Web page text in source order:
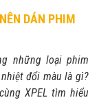
DÁN PHIM
những loại phim
đổi màu là gì?
XPEL tìm hiểu